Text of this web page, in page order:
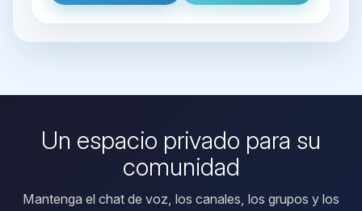
Un espacio privado para su
comunidad
Mantenga el chat de voz, los canales, los grupos y los